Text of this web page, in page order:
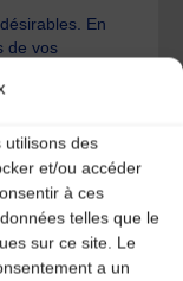
utilisons des
et/ou accéder
à ces
telles que le
sur ce site. Le
a un
En
de vos